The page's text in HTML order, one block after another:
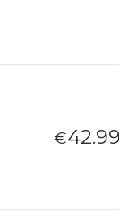
€42.99